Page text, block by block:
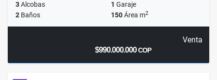
3Alcobas 1 Garaje
2 Baños 150Área m2
Venta
$990.000.000COP